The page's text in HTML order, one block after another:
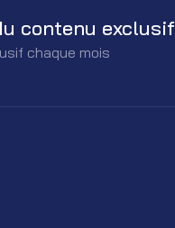
contenu exclusif
chaque mois